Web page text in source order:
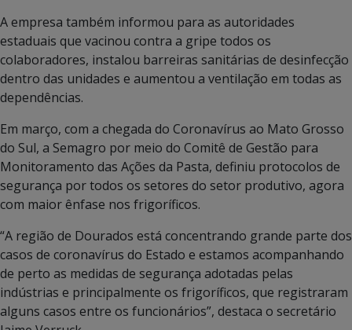
A empresa também informou para as autoridades
estaduais que vacinou contra a gripe todos os
colaboradores, instalou barreiras sanitárias de desinfecção
dentro das unidades e aumentou a ventilação em todas as
dependências.
Em março, com a chegada do Coronavírus ao Mato Grosso
do Sul, a Semagro por meio do Comitê de Gestão para
Monitoramento das Ações da Pasta, definiu protocolos de
segurança por todos os setores do setor produtivo, agora
com maior ênfase nos frigoríficos.
“A região de Dourados está concentrando grande parte dos
casos de coronavírus do Estado e estamos acompanhando
de perto as medidas de segurança adotadas pelas
indústrias e principalmente os frigoríficos, que registraram
alguns casos entre os funcionários”, destaca o secretário